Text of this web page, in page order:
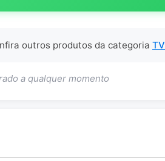
outros produtos da categoria TV
a qualquer momento